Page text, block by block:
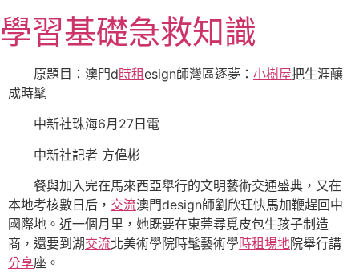
至
主
內
學習基礎急救知識
原題目：澳門d時租esign師灣區逐夢： 小樹屋把生涯釀
成時髦
中新社珠海6月27日電
中新社記者 方偉彬
餐與加入完在馬來西亞舉行的文明藝術交通盛典，又在
本地考核數日后， 交流澳門design師劉欣玨快馬加鞭趕回中
國際地。近一個月里，她既要在東莞尋覓皮包生孩子制造
商，還要到湖交流北美術學院時髦藝術學時租場地院舉行講
分享座。